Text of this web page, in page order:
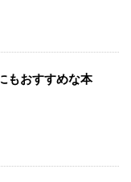
もおすすめな本